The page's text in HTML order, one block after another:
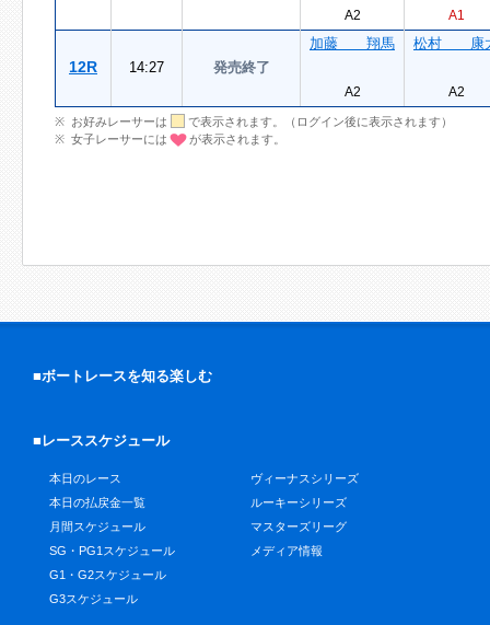
A2 A1
12R 14:27 発売終了
加藤 翔馬
A2
松村 康
A2
お好みレーサーは
で表示されます。（ログイン後に表示されます）
女子レーサーには
が表示されます。
■ボートレースを知る楽しむ
■レーススケジュール
本日のレース
本日の払戻金一覧
月間スケジュール
SG・PG1スケジュール
G1・G2スケジュール
G3スケジュール
ヴィーナスシリーズ
ルーキーシリーズ
マスターズリーグ
メディア情報